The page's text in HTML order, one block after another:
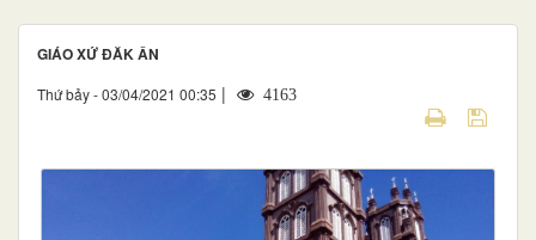
GIÁO XỨ ĐĂK ÂN
Thứ bảy - 03/04/2021 00:35 | 4163